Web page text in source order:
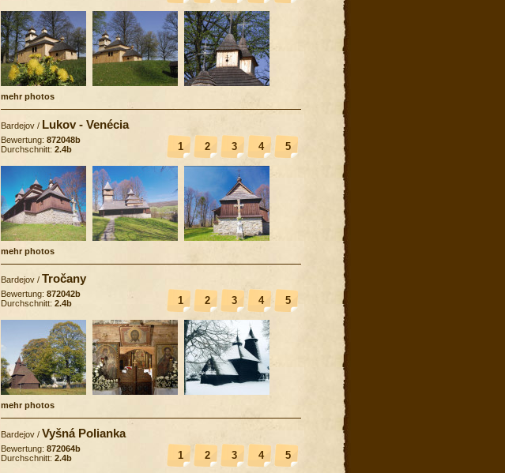
mehr photos
Bardejov / Lukov - Venécia
1 2 3 4 5
Bewertung: 872048b
Durchschnitt: 2.4b
mehr photos
Bardejov / Tročany
1 2 3 4 5
Bewertung: 872042b
Durchschnitt: 2.4b
mehr photos
Bardejov / Vyšná Polianka
1 2 3 4 5
Bewertung: 872064b
Durchschnitt: 2.4b